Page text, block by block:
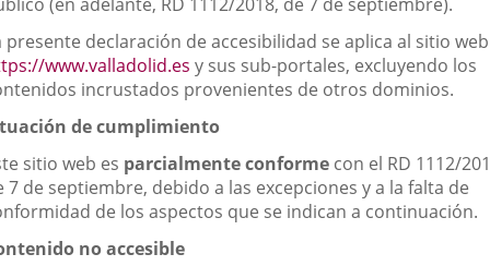
externa.
presente declaración de accesibilidad se aplica al sitio web
www.valladolid.es Enlace
a
aplicación
externa.
y sus sub-portales, excluyendo los
incrustados provenientes de otros dominios.
de cumplimiento
sitio web es parcialmente conforme con el RD 1112/
7 de septiembre, debido a las excepciones y a la falta de
de los aspectos que se indican a continuación.
no accesible